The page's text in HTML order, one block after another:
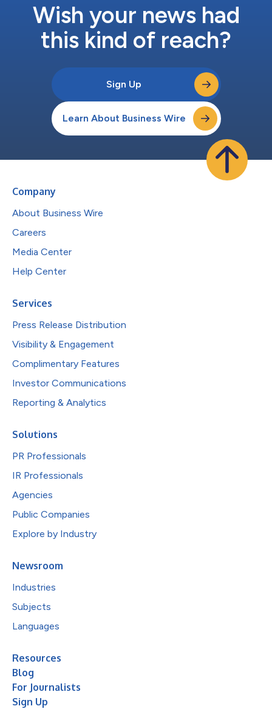
Wish your news had
this kind of reach?
Sign Up
Learn About Business Wire
Company
About Business Wire
Careers
Media Center
Help Center
Services
Press Release Distribution
Visibility & Engagement
Complimentary Features
Investor Communications
Reporting & Analytics
Solutions
PR Professionals
IR Professionals
Agencies
Public Companies
Explore by Industry
Newsroom
Industries
Subjects
Languages
Resources
Blog
For Journalists
Sign Up